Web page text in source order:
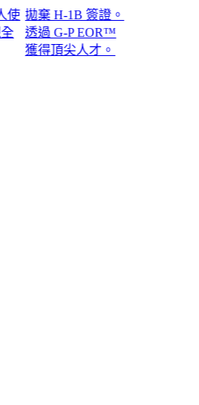
拋棄 H-1B 簽證。
透過 G-P EOR™
獲得頂尖人才。​​